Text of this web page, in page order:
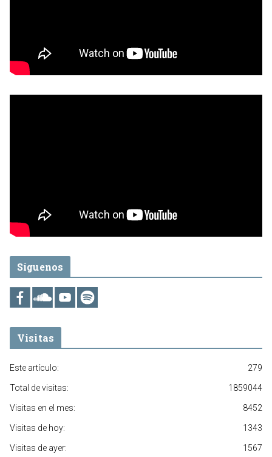
Síguenos
Visitas
279
Este artículo:
1859044
Total de visitas:
8452
Visitas en el mes:
1343
Visitas de hoy:
1567
Visitas de ayer: